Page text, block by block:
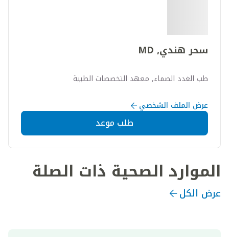
سحر هندي, MD
طب الغدد الصماء, معهد التخصصات الطبية
عرض الملف الشخصي
طلب موعد
الموارد الصحية ذات الصلة
عرض الكل